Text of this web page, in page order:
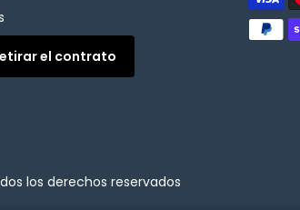
el contrato
los derechos reservados